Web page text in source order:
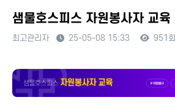
샘물호스피스 자원봉사자 교육
최고관리자 25-05-08 15:33 951회
본문